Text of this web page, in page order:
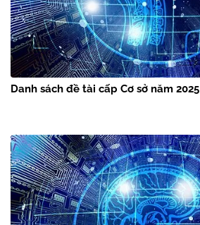
Danh sách đề tài cấp Cơ sở năm 2025